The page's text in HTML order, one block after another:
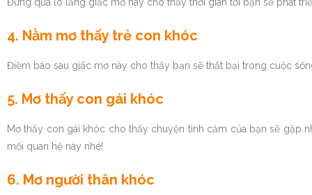
4. Nằm mơ thấy trẻ con khóc
Điềm báo sau giấc mơ này cho thấy bạn sẽ thất bại trong cuộc
5. Mơ thấy con gái khóc
Mơ thấy con gái khóc cho thấy chuyện tình cảm của bạn sẽ gặp
mối quan hệ này nhé!
6. Mơ người thân khóc